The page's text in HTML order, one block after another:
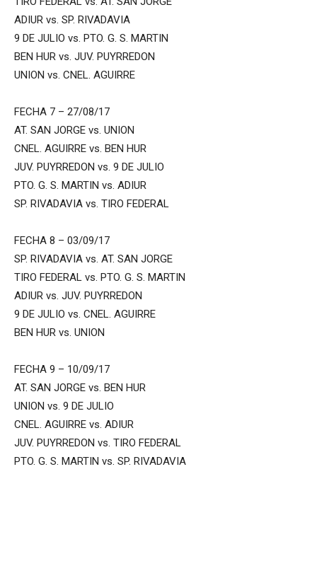
ADIUR vs. SP. RIVADAVIA
9 DE JULIO vs. PTO. G. S. MARTIN
BEN HUR vs. JUV. PUYRREDON
UNION vs. CNEL. AGUIRRE
FECHA 7 – 27/08/17
AT. SAN JORGE vs. UNION
CNEL. AGUIRRE vs. BEN HUR
JUV. PUYRREDON vs. 9 DE JULIO
PTO. G. S. MARTIN vs. ADIUR
SP. RIVADAVIA vs. TIRO FEDERAL
FECHA 8 – 03/09/17
SP. RIVADAVIA vs. AT. SAN JORGE
TIRO FEDERAL vs. PTO. G. S. MARTIN
ADIUR vs. JUV. PUYRREDON
9 DE JULIO vs. CNEL. AGUIRRE
BEN HUR vs. UNION
FECHA 9 – 10/09/17
AT. SAN JORGE vs. BEN HUR
UNION vs. 9 DE JULIO
CNEL. AGUIRRE vs. ADIUR
JUV. PUYRREDON vs. TIRO FEDERAL
PTO. G. S. MARTIN vs. SP. RIVADAVIA